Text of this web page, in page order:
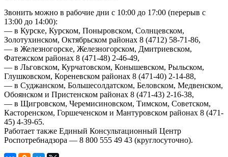
Звонить можно в рабочие дни с 10:00 до 17:00 (перерыв с
13:00 до 14:00):
— в Курске, Курском, Поныровском, Солнцевском,
Золотухинском, Октябрьском районах 8 (4712) 58-71-86,
— в Железногорске, Железногорском, Дмитриевском,
Фатежском районах 8 (471-48) 2-46-49,
— в Льговском, Курчатовском, Конышевском, Рыльском,
Глушковском, Кореневском районах 8 (471-40) 2-14-88,
— в Суджанском, Большесолдатском, Беловском, Медвенском,
Обоянском и Пристенском районах 8 (471-43) 2-16-38,
— в Щигровском, Черемисиновском, Тимском, Советском,
Касторенском, Горшеченском и Мантуровском районах 8 (471-
45) 4-39-65.
Работает также Единый Консультационный Центр
Роспотребнадзора — 8 800 555 49 43 (круглосуточно).